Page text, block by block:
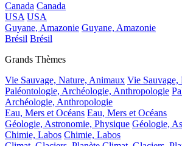
Canada Canada
USA USA
Guyane, Amazonie Guyane, Amazonie
Brésil Brésil
Grands Thèmes
Vie Sauvage, Nature, Animaux Vie
Paléontologie, Archéologie, Anthropologie
Archéologie, Anthropologie
Eau, Mers et Océans Eau, Mers et Océans
Géologie, Astronomie, Physique Géologie,
Chimie, Labos Chimie, Labos